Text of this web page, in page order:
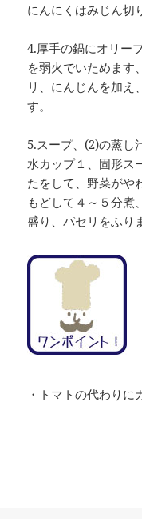
にんにくはみじん切
4.厚手の鍋にオリー
を弱火でいためます
リ、にんじんを加え
す。
5.スープ、(2)の蒸し
水カップ１、固形ス
たをして、野菜がや
もどして４～５分煮
盛り、パセリをふり
・トマトの代わりに